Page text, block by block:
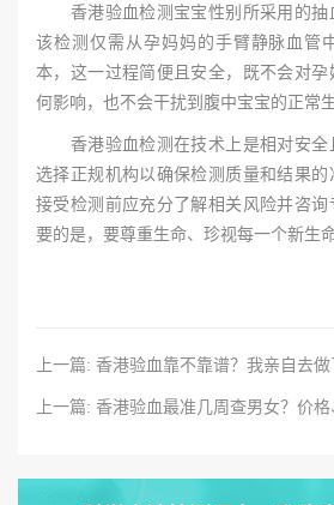
香港验血检测宝宝性别所采用的抽
该检测仅需从孕妈妈的手臂静脉血管
本，这一过程简便且安全，既不会对
何影响，也不会干扰到腹中宝宝的正常
香港验血检测在技术上是相对安全
选择正规机构以确保检测质量和结果
接受检测前应充分了解相关风险并咨
要的是，要尊重生命、珍视每一个新生
上一篇: 香港验血最准几周查男女？价格